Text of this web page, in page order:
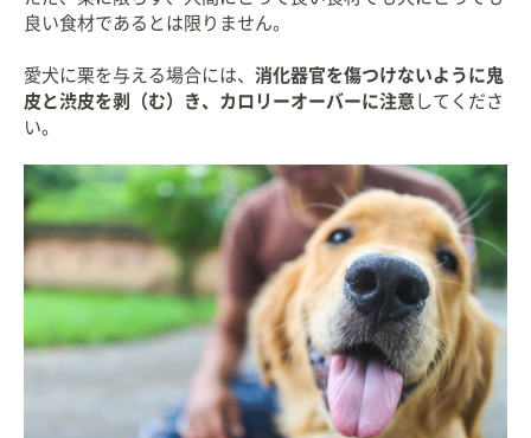
良い食材であるとは限りません。
愛犬に栗を与える場合には、 消化器官を傷つけないように鬼
皮と渋皮を剥（む）き、カロリーオーバーに注意 してくださ
い。